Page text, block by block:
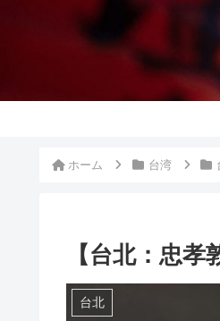
ホーム 台湾
【台北：忠
台北